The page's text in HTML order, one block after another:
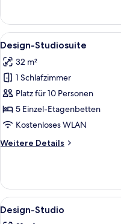
Studio
Alle
Fotos
für
Design-
Studiosuite
anzeigen
10
Design-Studiosuite
32 m²
1 Schlafzimmer
Platz für 10 Personen
5 Einzel-Etagenbetten
Kostenloses WLAN
Weitere Details
Weitere
Studiosuite
Alle
Fotos
10
Design-Studio